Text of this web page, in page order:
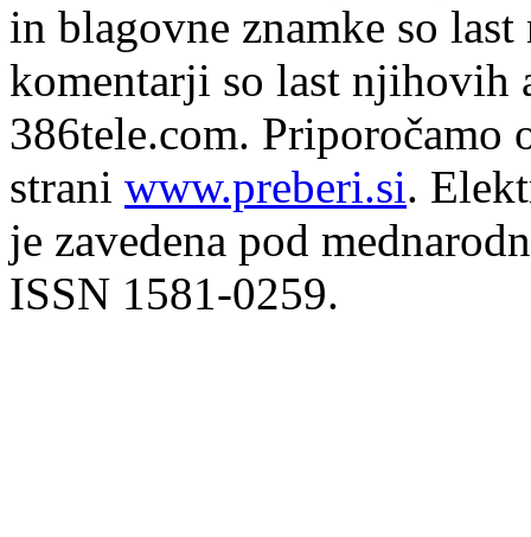
in blagovne znamke so
komentarji so last njihovih
386tele.com. Priporočamo
strani www.preberi.si.
je zavedena pod
ISSN 1581-0259.